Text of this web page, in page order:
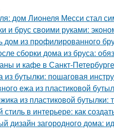
дом Лионеля Месси стал
и брус своими руками:
дом из профилированного
сборки дома из бруса:
и кафе в Санкт-
бутылки: пошаговая
ежа из пластиковой
из пластиковой бутылки:
стиль в интерьере: как
дизайн загородного дома: